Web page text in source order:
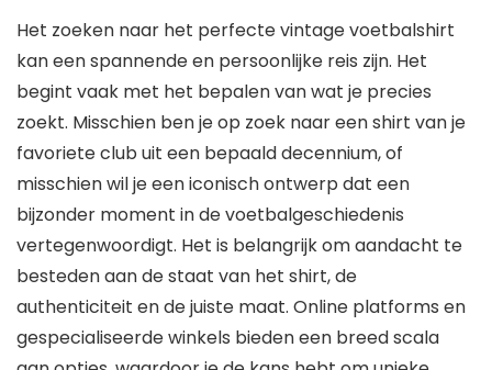
Het zoeken naar het perfecte vintage voetbalshirt
kan een spannende en persoonlijke reis zijn. Het
begint vaak met het bepalen van wat je precies
zoekt. Misschien ben je op zoek naar een shirt van je
favoriete club uit een bepaald decennium, of
misschien wil je een iconisch ontwerp dat een
bijzonder moment in de voetbalgeschiedenis
vertegenwoordigt. Het is belangrijk om aandacht te
besteden aan de staat van het shirt, de
authenticiteit en de juiste maat. Online platforms en
gespecialiseerde winkels bieden een breed scala